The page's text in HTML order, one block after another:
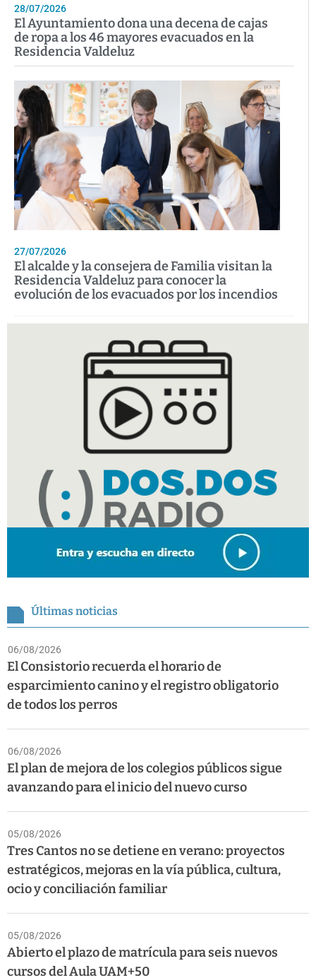
28/07/2026
El Ayuntamiento dona una decena de cajas
de ropa a los 46 mayores evacuados en la
Residencia Valdeluz
27/07/2026
El alcalde y la consejera de Familia visitan la
Residencia Valdeluz para conocer la
evolución de los evacuados por los incendios
Últimas noticias
06/08/2026
El Consistorio recuerda el horario de
esparcimiento canino y el registro obligatorio
de todos los perros
06/08/2026
El plan de mejora de los colegios públicos sigue
avanzando para el inicio del nuevo curso
05/08/2026
Tres Cantos no se detiene en verano: proyectos
estratégicos, mejoras en la vía pública, cultura,
ocio y conciliación familiar
05/08/2026
Abierto el plazo de matrícula para seis nuevos
cursos del Aula UAM+50